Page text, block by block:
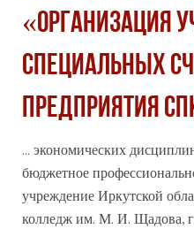
«Организация
специальных
предприятия
... экономических
бюджетное
учреждение Иркутской
колледж им. М. И. Щадова,